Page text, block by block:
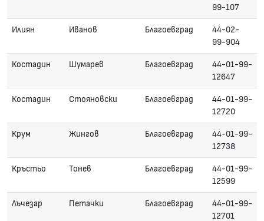
99-107
Илиян Иванов Благоевград
44-02-
99-904
Костадин Шумарев Благоевград
44-01-99-
12647
Костадин Стояновски Благоевград
44-01-99-
12720
Крум Жингов Благоевград
44-01-99-
12738
Кръстьо Тонев Благоевград
44-01-99-
12599
Лъчезар Петачки Благоевград
44-01-99-
12701